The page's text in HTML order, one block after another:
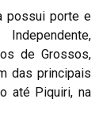
possui porte e
de Grossos,
das principais
até Piquiri, na